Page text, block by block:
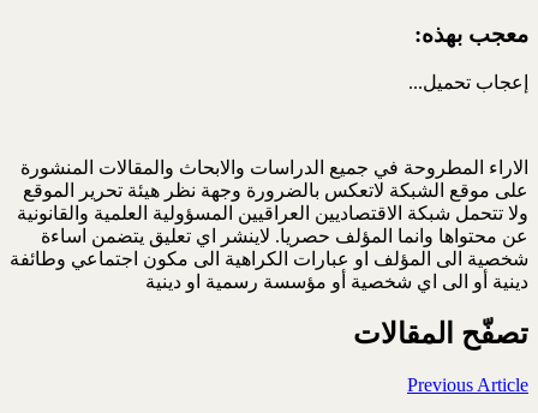
معجب بهذه:
إعجاب تحميل...
الاراء المطروحة في جميع الدراسات والابحاث والمقالات المنشورة
على موقع الشبكة لاتعكس بالضرورة وجهة نظر هيئة تحرير الموقع
ولا تتحمل شبكة الاقتصاديين العراقيين المسؤولية العلمية والقانونية
عن محتواها وانما المؤلف حصريا. لاينشر اي تعليق يتضمن اساءة
شخصية الى المؤلف او عبارات الكراهية الى مكون اجتماعي وطائفة
دينية أو الى اي شخصية أو مؤسسة رسمية او دينية
تصفّح المقالات
Previous Article